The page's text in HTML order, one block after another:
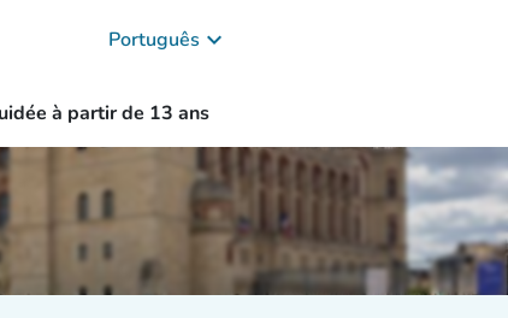
Português keyboard_arrow_down
à partir de 13 ans